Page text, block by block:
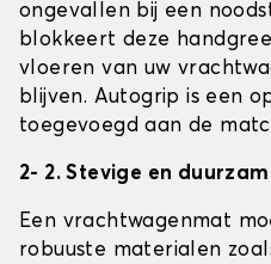
ongevallen bij een
blokkeert deze
vloeren van uw
blijven. Autogrip is een
toegevoegd aan de
2- 2. Stevige en
Een vrachtwagenmat
robuuste materialen